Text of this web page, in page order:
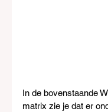
In de bovenstaande
matrix zie je dat er